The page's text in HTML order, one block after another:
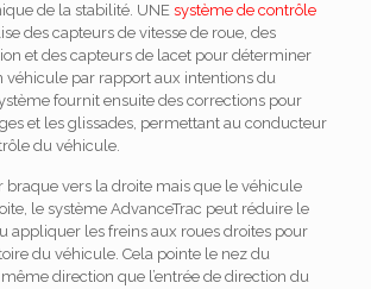
de la stabilité. UNE système de contrôle
des capteurs de vitesse de roue, des
et des capteurs de lacet pour déterminer
véhicule par rapport aux intentions du
fournit ensuite des corrections pour
et les glissades, permettant au conducteur
du véhicule.
braque vers la droite mais que le véhicule
le système AdvanceTrac peut réduire le
appliquer les freins aux roues droites pour
du véhicule. Cela pointe le nez du
direction que l’entrée de direction du